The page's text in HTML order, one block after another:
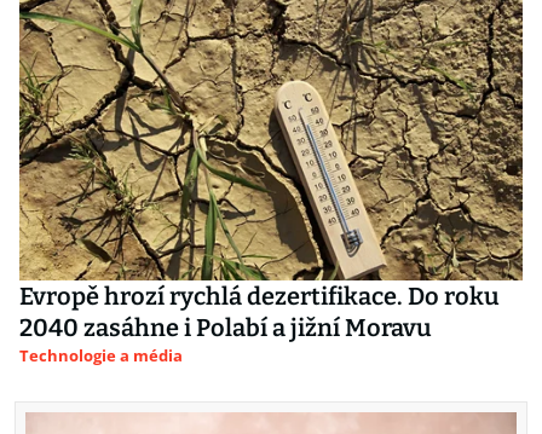
Evropě hrozí rychlá dezertifikace. Do roku
2040 zasáhne i Polabí a jižní Moravu
Technologie a média